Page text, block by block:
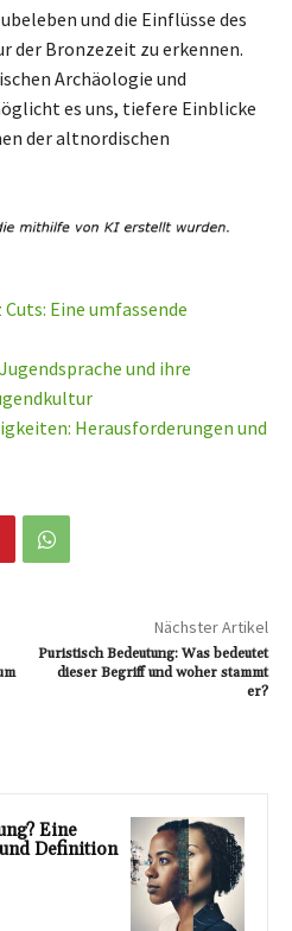
und die Einflüsse des
der Bronzezeit zu erkennen.
Archäologie und
es uns, tiefere Einblicke
der altnordischen
Eine umfassende
und ihre
Herausforderungen und
Nächster Artikel
Puristisch Bedeutung: Was bedeutet
dieser Begriff und woher stammt
er?
Eine
Definition